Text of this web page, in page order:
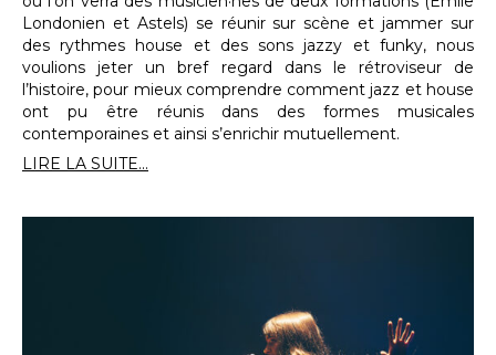
Londonien et Astels) se réunir sur scène et jammer sur
des rythmes house et des sons jazzy et funky, nous
voulions jeter un bref regard dans le rétroviseur de
l’histoire, pour mieux comprendre comment jazz et house
ont pu être réunis dans des formes musicales
contemporaines et ainsi s’enrichir mutuellement.
LIRE LA SUITE...